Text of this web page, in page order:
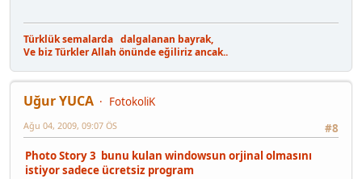
Türklük semalarda dalgalanan bayrak,
Ve biz Türkler Allah önünde eğiliriz ancak..
Uğur YUCA
FotokoliK
#8
Ağu 04, 2009, 09:07 ÖS
Photo Story 3 bunu kulan windowsun orjinal olmasını
istiyor sadece ücretsiz program